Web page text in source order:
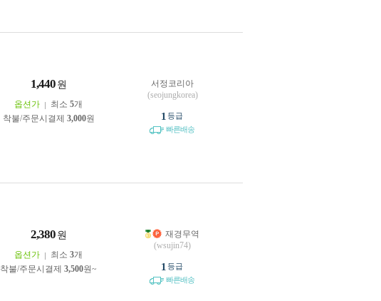
1,440 원
옵션가 최소 5개
착불/주문시결제 3,000원
서정코리아
(seojungkorea)
1 등급
빠른배송
2,380 원
옵션가 최소 3개
착불/주문시결제 3,500원~
재경무역
(wsujin74)
1 등급
빠른배송